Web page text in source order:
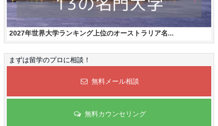
2027年世界大学ランキング上位のオーストラリア名...
まずは留学のプロに相談！
無料メール相談
無料カウンセリング